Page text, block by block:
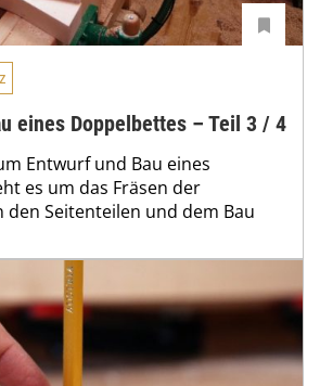
eines Doppelbettes – Teil 3 / 4
Entwurf und Bau eines
es um das Fräsen der
Seitenteilen und dem Bau